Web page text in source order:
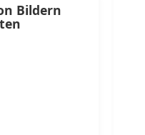
Bildern